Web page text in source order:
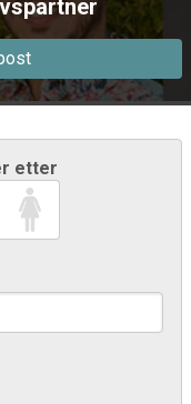
etter